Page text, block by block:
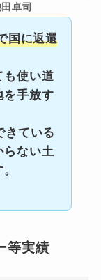
卓司
国に返還
も使い道
を手放す
きている
らない土
等実績